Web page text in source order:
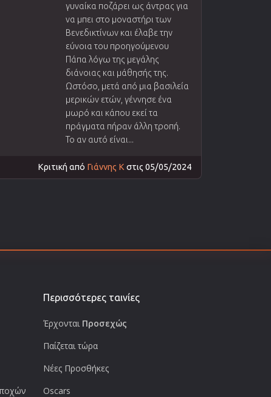
γυναίκα ποζάρει ως άντρας για
να μπει στο μοναστήρι των
Βενεδικτίνων και έλαβε την
εύνοια του προηγούμενου
Πάπα λόγω της μεγάλης
διάνοιας και μάθησής της.
Ωστόσο, μετά από μια βασιλεία
μερικών ετών, γέννησε ένα
μωρό και κάπου εκεί τα
πράγματα πήραν άλλη τροπή.
Το αν αυτό είναι...
Κριτική από Γιάννης Κ στις 05/05/2024
Περισσότερες ταινίες
Έρχονται Προσεχώς
Παίζεται τώρα
Νέες Προσθήκες
Oscars